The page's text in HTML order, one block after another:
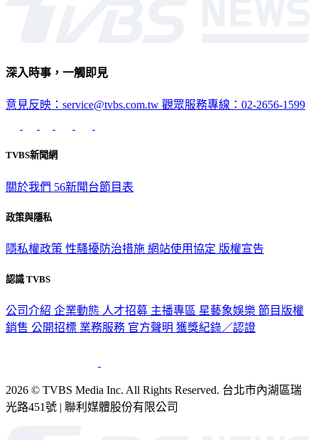
深入時事，一觸即見
意見反映：service@tvbs.com.tw 觀眾服務專線：02-2656-1599
TVBS新聞網
關於我們 56新聞台節目表
政策與隱私
隱私權政策 性騷擾防治措施 網站使用協定 版權宣告
認識 TVBS
公司介紹 企業動態 人才招募 主播專區 星藝象娛樂 節目版權
銷售 公開招標 業務服務 官方聲明 獲獎紀錄／認證
2026 © TVBS Media Inc. All Rights Reserved. 台北市內湖區瑞
光路451號 | 聯利媒體股份有限公司